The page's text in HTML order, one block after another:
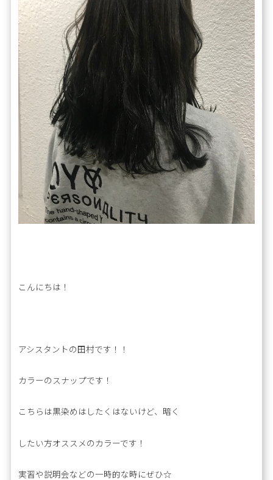
こんにちは！
アシスタントの田村です！！
カラーのスナップです！
こちらは黒染めはしたくはないけど、暗く
したい方オススメのカラーです！
実習や説明会などの一時的な時にぜひ☆